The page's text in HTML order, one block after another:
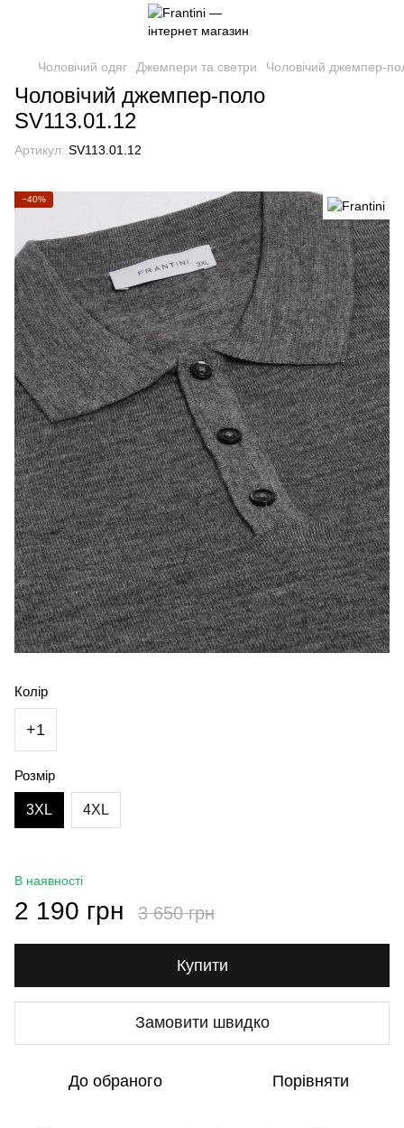
Чоловічий одяг Джемпери та светри Чоловічий джемпер-
Чоловічий джемпер-поло
SV113.01.12
Артикул: SV113.01.12
−40%
Колір
+1
Розмір
3XL 4XL
В наявності
2 190 грн 3 650 грн
Купити
Замовити швидко
До обраного Порівняти